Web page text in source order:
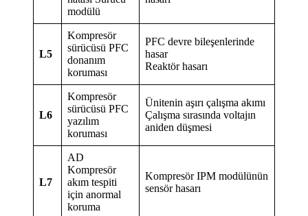
modülü
L5
Kompresör
sürücüsü PFC
donanım
koruması
PFC devre bileşenlerinde
hasar
Reaktör hasarı
L6
Kompresör
sürücüsü PFC
yazılım
koruması
Ünitenin aşırı çalışma akımı
Çalışma sırasında voltajın
aniden düşmesi
L7
AD
Kompresör
akım tespiti
için anormal
koruma
Kompresör IPM modülünün
sensör hasarı